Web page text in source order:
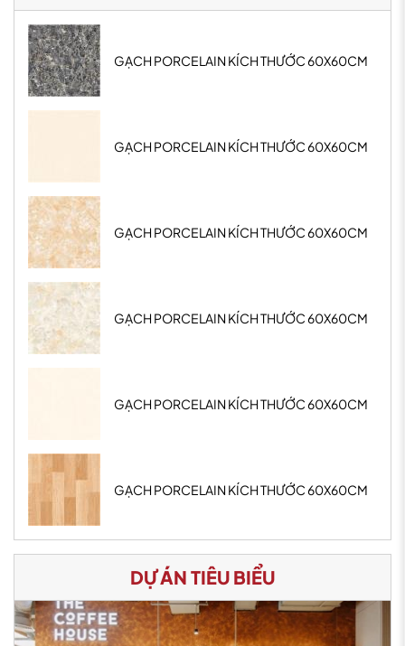
GẠCH PORCELAIN KÍCH THƯỚC 60X60CM
GẠCH PORCELAIN KÍCH THƯỚC 60X60CM
GẠCH PORCELAIN KÍCH THƯỚC 60X60CM
GẠCH PORCELAIN KÍCH THƯỚC 60X60CM
GẠCH PORCELAIN KÍCH THƯỚC 60X60CM
GẠCH PORCELAIN KÍCH THƯỚC 60X60CM
DỰ ÁN TIÊU BIỂU